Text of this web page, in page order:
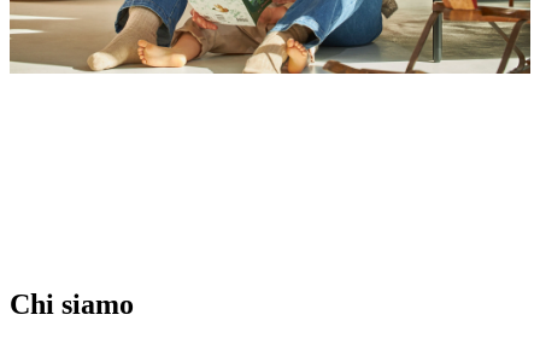
Chi siamo